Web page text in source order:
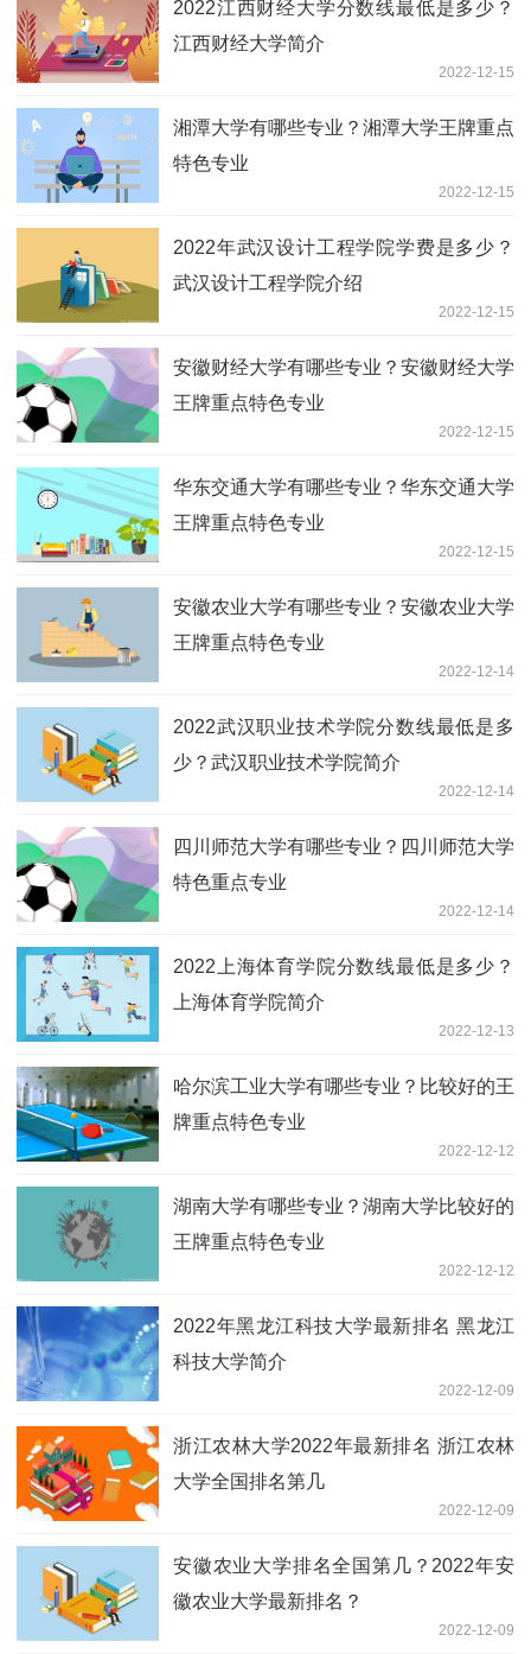
2022江西财经大学分数线最低是多少？
江西财经大学简介
2022-12-15
湘潭大学有哪些专业？湘潭大学王牌重点
特色专业
2022-12-15
2022年武汉设计工程学院学费是多少？
武汉设计工程学院介绍
2022-12-15
安徽财经大学有哪些专业？安徽财经大学
王牌重点特色专业
2022-12-15
华东交通大学有哪些专业？华东交通大学
王牌重点特色专业
2022-12-15
安徽农业大学有哪些专业？安徽农业大学
王牌重点特色专业
2022-12-14
2022武汉职业技术学院分数线最低是多
少？武汉职业技术学院简介
2022-12-14
四川师范大学有哪些专业？四川师范大学
特色重点专业
2022-12-14
2022上海体育学院分数线最低是多少？
上海体育学院简介
2022-12-13
哈尔滨工业大学有哪些专业？比较好的王
牌重点特色专业
2022-12-12
湖南大学有哪些专业？湖南大学比较好的
王牌重点特色专业
2022-12-12
2022年黑龙江科技大学最新排名 黑龙江
科技大学简介
2022-12-09
浙江农林大学2022年最新排名 浙江农林
大学全国排名第几
2022-12-09
安徽农业大学排名全国第几？2022年安
徽农业大学最新排名？
2022-12-09